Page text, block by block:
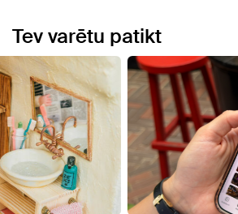
Tev varētu patikt